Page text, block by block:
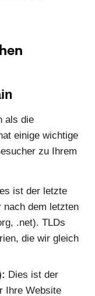
als die
einige wichtige
zu Ihrem
ist der letzte
nach dem letzten
.net). TLDs
die wir gleich
Dies ist der
Ihre Website